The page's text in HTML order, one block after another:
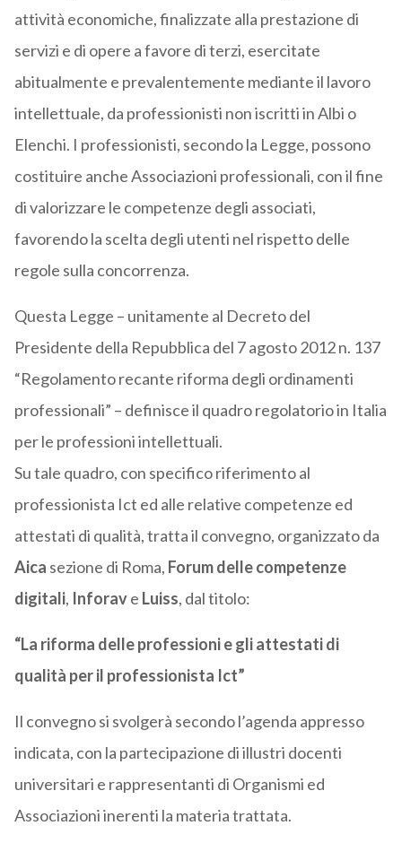
attività economiche, finalizzate alla prestazione di
servizi e di opere a favore di terzi, esercitate
abitualmente e prevalentemente mediante il lavoro
intellettuale, da professionisti non iscritti in Albi o
Elenchi. I professionisti, secondo la Legge, possono
costituire anche Associazioni professionali, con il fine
di valorizzare le competenze degli associati,
favorendo la scelta degli utenti nel rispetto delle
regole sulla concorrenza.
Questa Legge – unitamente al Decreto del
Presidente della Repubblica del 7 agosto 2012 n. 137
“Regolamento recante riforma degli ordinamenti
professionali” – definisce il quadro regolatorio in Italia
per le professioni intellettuali.
Su tale quadro, con specifico riferimento al
professionista Ict ed alle relative competenze ed
attestati di qualità, tratta il convegno, organizzato da
Aica sezione di Roma, Forum delle competenze
digitali, Inforave Luiss, dal titolo:
“La riforma delle professioni e gli attestati di
qualità per il professionista Ict”
Il convegno si svolgerà secondo l’agenda appresso
indicata, con la partecipazione di illustri docenti
universitari e rappresentanti di Organismi ed
Associazioni inerenti la materia trattata.